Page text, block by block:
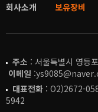
회사소개 보유장비
주소 : 서울특별시 영등
이메일
대표전화 : O2)2672-
5942